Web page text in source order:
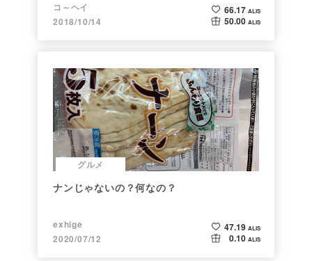
コ～ヘイ
2018/10/14
66.17 ALIS
50.00 ALIS
グルメ
ナンじゃないの？何なの？
exhige
2020/07/12
47.19 ALIS
0.10 ALIS